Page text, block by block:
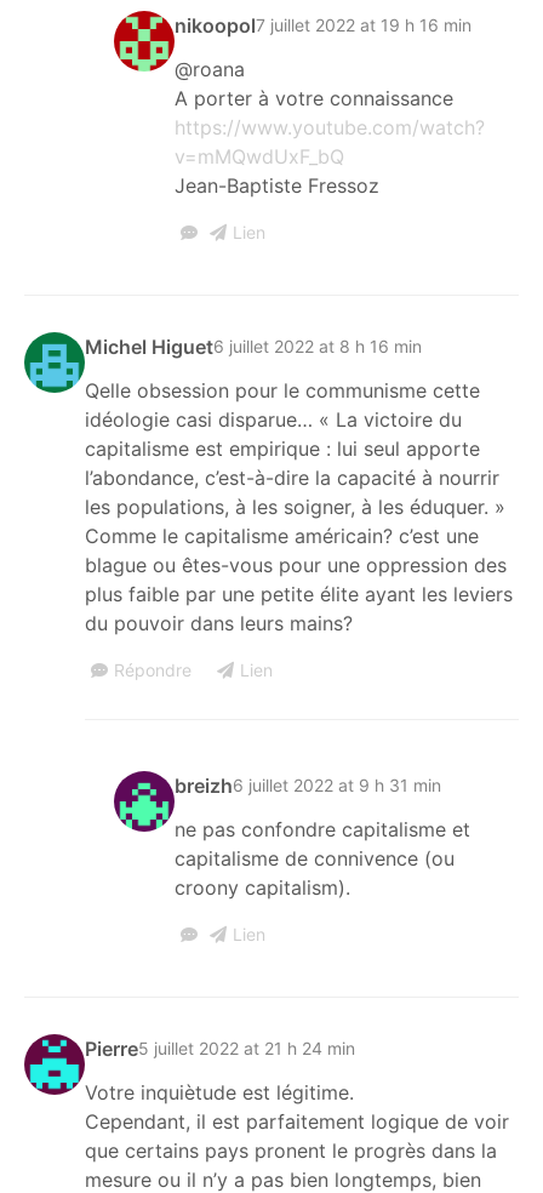
nikoopol7 juillet 2022 at 19 h 16 min
@roana
A porter à votre connaissance
https://www.youtube.com/watch?
v=mMQwdUxF_bQ
Jean-Baptiste Fressoz
Lien
Michel Higuet6 juillet 2022 at 8 h 16 min
Qelle obsession pour le communisme cette
idéologie casi disparue… « La victoire du
capitalisme est empirique : lui seul apporte
l’abondance, c’est-à-dire la capacité à nourrir
les populations, à les soigner, à les éduquer. »
Comme le capitalisme américain? c’est une
blague ou êtes-vous pour une oppression des
plus faible par une petite élite ayant les leviers
du pouvoir dans leurs mains?
Répondre Lien
breizh6 juillet 2022 at 9 h 31 min
ne pas confondre capitalisme et
capitalisme de connivence (ou
croony capitalism).
Lien
Pierre5 juillet 2022 at 21 h 24 min
Votre inquiètude est légitime.
Cependant, il est parfaitement logique de voir
que certains pays pronent le progrès dans la
mesure ou il n’y a pas bien longtemps, bien